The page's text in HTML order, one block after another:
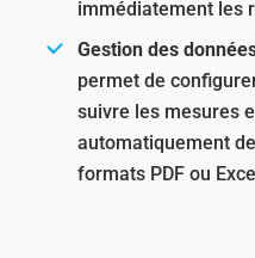
immédiatement les
Gestion des
permet de
suivre les mesures
automatiquement
formats PDF ou